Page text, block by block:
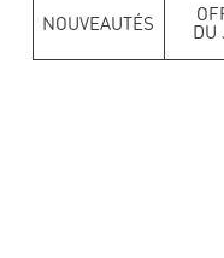
NOUVEAUTÉS DU